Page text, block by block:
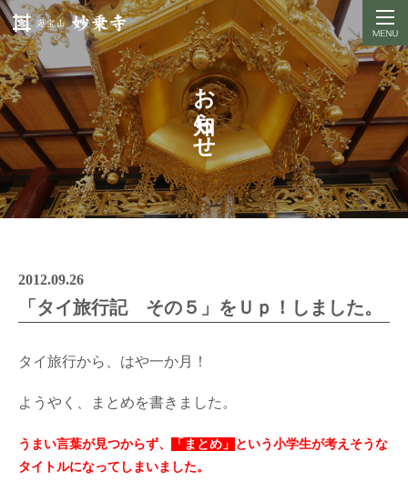
お知らせ
2012.09.26
「タイ旅行記 その５」をＵｐ！しました。
タイ旅行から、はや一か月！
ようやく、まとめを書きました。
うまい言葉が見つからず、 「まとめ」 という小学生が考えそうな
タイトルになってしまいました。